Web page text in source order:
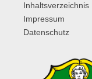
Inhaltsverzeichnis
Impressum
Datenschutz